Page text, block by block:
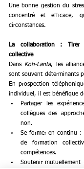
Une bonne gestion du
concentré et efficace,
circonstances.
La collaboration : Tirer
collective
Dans Koh-Lanta, les
sont souvent déterminants
En prospection
individuel, il est bénéfique
Partager les
collègues des
non.
Se former en continu :
de formation
compétences.
Soutenir mutuellement